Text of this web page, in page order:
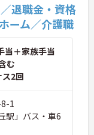
退職金・資格
ーム／介護職
当＋家族手当
む
2回
1
駅」バス・車6